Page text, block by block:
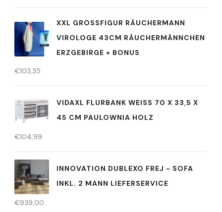
XXL GROSSFIGUR RÄUCHERMANN V
IROLOGE 43CM RÄUCHERMÄNNCHEN E
RZGEBIRGE + BONUS
€103,35
VIDAXL FLURBANK WEISS 70 X 33,5 X 4
5 CM PAULOWNIA HOLZ
€104,99
INNOVATION DUBLEXO FREJ - SOFA
INKL. 2 MANN LIEFERSERVICE
€939,00